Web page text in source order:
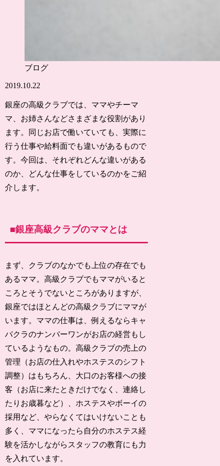
ブログ
2019.10.22
銀座の高級クラブでは、ママやチーマ
マ、お姉さんなどさまざまな役割があり
ます。同じお店で働いていても、実際に
行う仕事や給料面でも違いがあるもので
す。今回は、それぞれどんな違いがある
のか、どんな仕事をしているのかをご紹
介します。
■銀座高級クラブのママとは
まず、クラブのなかでも上位の存在でも
あるママ。高級クラブでもママがいると
ころとそうでないところがありますが、
銀座ではほとんどの高級クラブにママが
います。ママの仕事は、例えるならキャ
バクラのナンバーワンがお店の経営もし
ているようなもの。高級クラブの売上の
管理（お店の仕入れやホステスのシフト
調整）はもちろん、大口のお客様への接
客（お店に来たときだけでなく、連絡し
たりお歳暮など）、ホステスやボーイの
採用など、やらなくてはいけないことも
多く、ママになったら自分のホステス経
験を活かしながらスタッフの教育にも力
を入れています。